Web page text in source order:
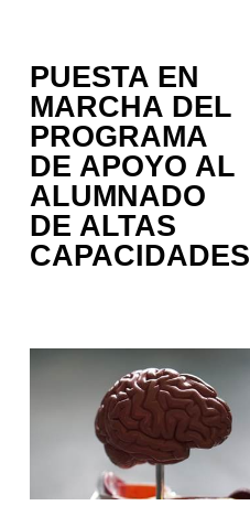
PUESTA EN
MARCHA DEL
PROGRAMA
DE APOYO AL
ALUMNADO
DE ALTAS
CAPACIDADES